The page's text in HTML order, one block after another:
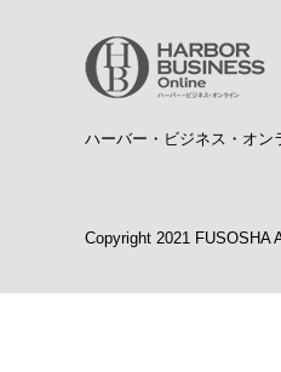
ハーバー・ビジネス・オン
Copyright 2021 FUSOSHA